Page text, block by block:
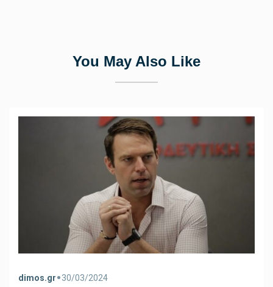
You May Also Like
dimos.gr•30/03/2024